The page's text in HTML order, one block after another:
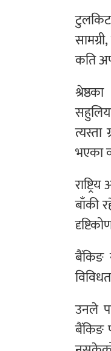
कति
त्यस्ता
भएका
बाँकी
बैंकिङ
उनले
बैंकिङ